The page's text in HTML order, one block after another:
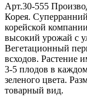
Арт.30-555
Корея.
корейской
высокий урожай с
Вегетационный
всходов. Растение
3-5 плодов в
зеленого цвета.
товарный вид.